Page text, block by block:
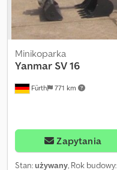
Fürth 771 km
Minikoparka
Yanmar SV 16
Zapytania
Stan:używany, Rok budowy: